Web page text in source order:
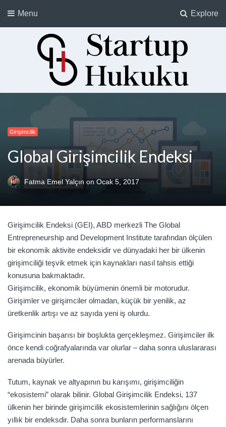
Explore
Menu
Startup Hukuku
Girişimcilik
Global Girişimcilik Endeksi
Fatma Emel Yalçın on Ocak 5, 2017
Girişimcilik Endeksi (GEI), ABD merkezli The Global
Entrepreneurship and Development Institute tarafından ölçülen
bir ekonomik aktivite endeksidir ve dünyadaki her bir ülkenin
girişimciliği teşvik etmek için kaynakları nasıl tahsis ettiği
konusuna bakmaktadır.
Girişimcilik, ekonomik büyümenin önemli bir motorudur.
Girişimler ve girişimciler olmadan, küçük bir yenilik, az
üretkenlik artışı ve az sayıda yeni iş olurdu.
Girişimcinin başarısı bir boşlukta gerçekleşmez. Girişimciler ilk
önce kendi coğrafyalarında var olurlar – daha sonra uluslararası
arenada büyürler.
Tutum, kaynak ve altyapının bu karışımı, girişimciliğin
“ekosistemi” olarak bilinir. Global Girişimcilik Endeksi, 137
ülkenin her birinde girişimcilik ekosistemlerinin sağlığını ölçen
yıllık bir endeksdir. Daha sonra bunların performanslarını